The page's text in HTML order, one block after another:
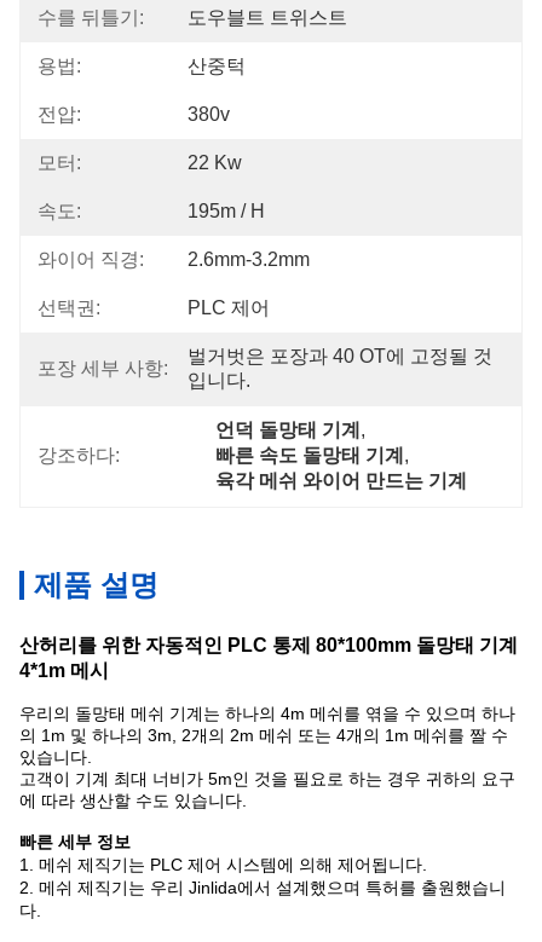
수를 뒤틀기: 도우블트 트위스트
용법: 산중턱
전압: 380v
모터: 22 Kw
속도: 195m / H
와이어 직경: 2.6mm-3.2mm
선택권: PLC 제어
포장 세부 사항:
벌거벗은 포장과 40 OT에 고정될 것
입니다.
강조하다:
언덕 돌망태 기계 ,
빠른 속도 돌망태 기계 ,
육각 메쉬 와이어 만드는 기계
제품 설명
산허리를 위한 자동적인 PLC 통제 80*100mm 돌망태 기계
4*1m 메시
우리의 돌망태 메쉬 기계는 하나의 4m 메쉬를 엮을 수 있으며 하나
의 1m 및 하나의 3m, 2개의 2m 메쉬 또는 4개의 1m 메쉬를 짤 수
있습니다.
고객이 기계 최대 너비가 5m인 것을 필요로 하는 경우 귀하의 요구
에 따라 생산할 수도 있습니다.
빠른 세부 정보
1. 메쉬 제직기는 PLC 제어 시스템에 의해 제어됩니다.
2. 메쉬 제직기는 우리 Jinlida에서 설계했으며 특허를 출원했습니
다.